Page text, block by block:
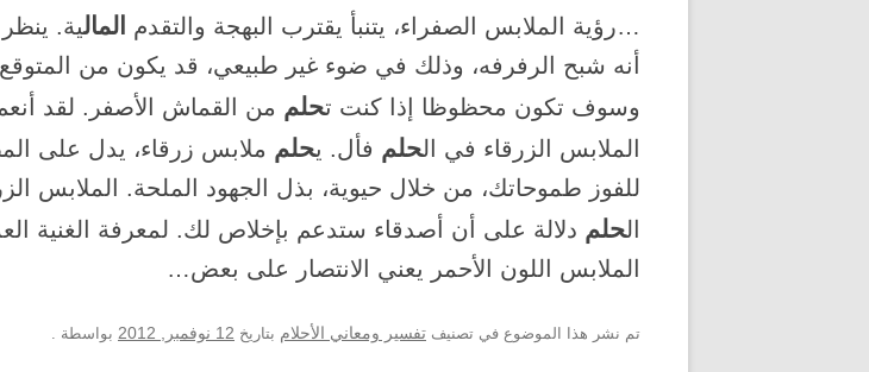
…رؤية الملابس الصفراء، يتنبأ يقترب البهجة والتقدم المالية.
أنه شبح الرفرفه، وذلك في ضوء غير طبيعي، قد يكون من
وسوف تكون محظوظا إذا كنت تحلم من القماش الأصفر. لقد
الملابس الزرقاء في الحلم فأل. يحلم ملابس زرقاء، يدل على
للفوز طموحاتك، من خلال حيوية، بذل الجهود الملحة. الملابس
الحلم دلالة على أن أصدقاء ستدعم بإخلاص لك. لمعرفة الغنية
الملابس اللون الأحمر يعني الانتصار على بعض…
تم نشر هذا الموضوع في تصنيف تفسير ومعاني الأحلام بتاريخ 12 نوفمبر, 2012 بواسطة .